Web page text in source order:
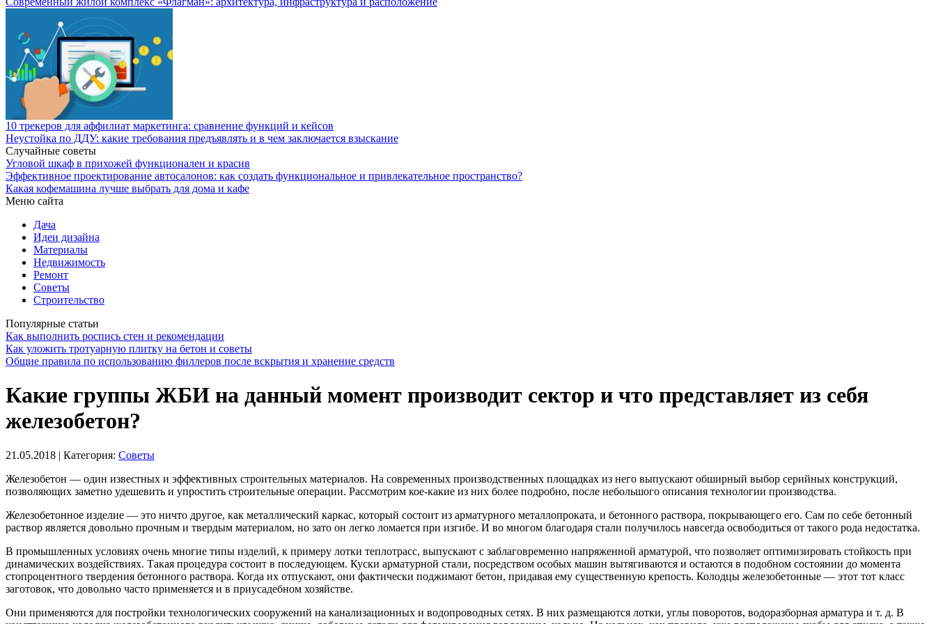
10 трекеров для аффилиат маркетинга: сравнение функций и кейсов
Неустойка по ДДУ: какие требования предъявлять и в чем заключается взыскание
Случайные советы
Угловой шкаф в прихожей функционален и красив
Эффективное проектирование автосалонов: как создать функциональное и привлекательное пространство?
Какая кофемашина лучше выбрать для дома и кафе
Меню сайта
Дача
Идеи дизайна
Материалы
Недвижимость
Ремонт
Советы
Строительство
Популярные статьи
Как выполнить роспись стен и рекомендации
Как уложить тротуарную плитку на бетон и советы
Общие правила по использованию филлеров после вскрытия и хранение средств
Какие группы ЖБИ на данный момент производит сектор и что представляет из себя
железобетон?
21.05.2018 | Категория: Советы
Железобетон — один известных и эффективных строительных материалов. На современных производственных площадках из него выпускают обширный выбор серийных конструкций,
позволяющих заметно удешевить и упростить строительные операции. Рассмотрим кое-какие из них более подробно, после небольшого описания технологии производства.
Железобетонное изделие — это ничто другое, как металлический каркас, который состоит из арматурного металлопроката, и бетонного раствора, покрывающего его. Сам по себе бетонный
раствор является довольно прочным и твердым материалом, но зато он легко ломается при изгибе. И во многом благодаря стали получилось навсегда освободиться от такого рода недостатка.
В промышленных условиях очень многие типы изделий, к примеру лотки теплотрасс, выпускают с заблаговременно напряженной арматурой, что позволяет оптимизировать стойкость при
динамических воздействиях. Такая процедура состоит в последующем. Куски арматурной стали, посредством особых машин вытягиваются и остаются в подобном состоянии до момента
стопроцентного твердения бетонного раствора. Когда их отпускают, они фактически поджимают бетон, придавая ему существенную крепость. Колодцы железобетонные — этот тот класс
заготовок, что довольно часто применяется и в приусадебном хозяйстве.
Они применяются для постройки технологических сооружений на канализационных и водопроводных сетях. В них размещаются лотки, углы поворотов, водоразборная арматура и т. д. В